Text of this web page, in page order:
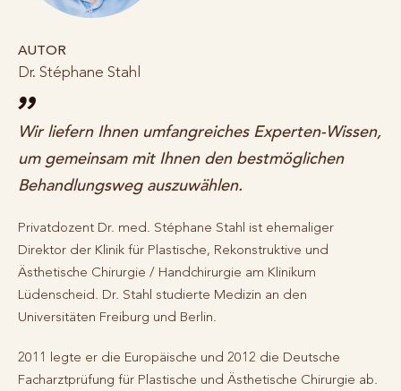
AUTOR
Dr. Stéphane Stahl
Wir liefern Ihnen umfangreiches Experten-Wissen,
um gemeinsam mit Ihnen den bestmöglichen
Behandlungsweg auszuwählen.
Privatdozent Dr. med. Stéphane Stahl ist ehemaliger
Direktor der Klinik für Plastische, Rekonstruktive und
Ästhetische Chirurgie / Handchirurgie am Klinikum
Lüdenscheid. Dr. Stahl studierte Medizin an den
Universitäten Freiburg und Berlin.
2011 legte er die Europäische und 2012 die Deutsche
Facharztprüfung für Plastische und Ästhetische Chirurgie ab.